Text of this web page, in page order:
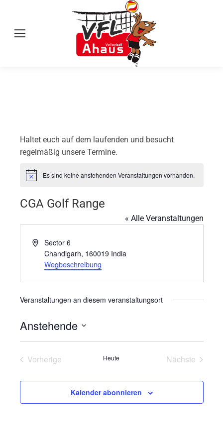
Haltet euch auf dem laufenden und besucht
regelmäßig unsere Termine.
HinweisEs sind keine anstehenden Veranstaltungen vorhanden.
CGA Golf Range
« Alle Veranstaltungen
AdresseSector 6
Chandigarh, 160019 India
Wegbeschreibung
Veranstaltungen an diesem veranstaltungsort
Anstehende
Datum
Vorherige
Heute
Nächste
Kalender abonnieren